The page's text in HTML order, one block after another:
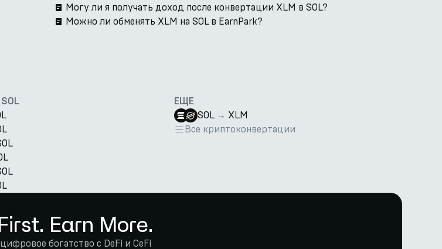
Могу ли я получать доход после конвертации XLM в SOL?
Можно ли обменять XLM на SOL в EarnPark?
ЕЩЕ
SOL → XLM
Все криптоконвертации
Earn More.
богатство с DeFi и CeFi